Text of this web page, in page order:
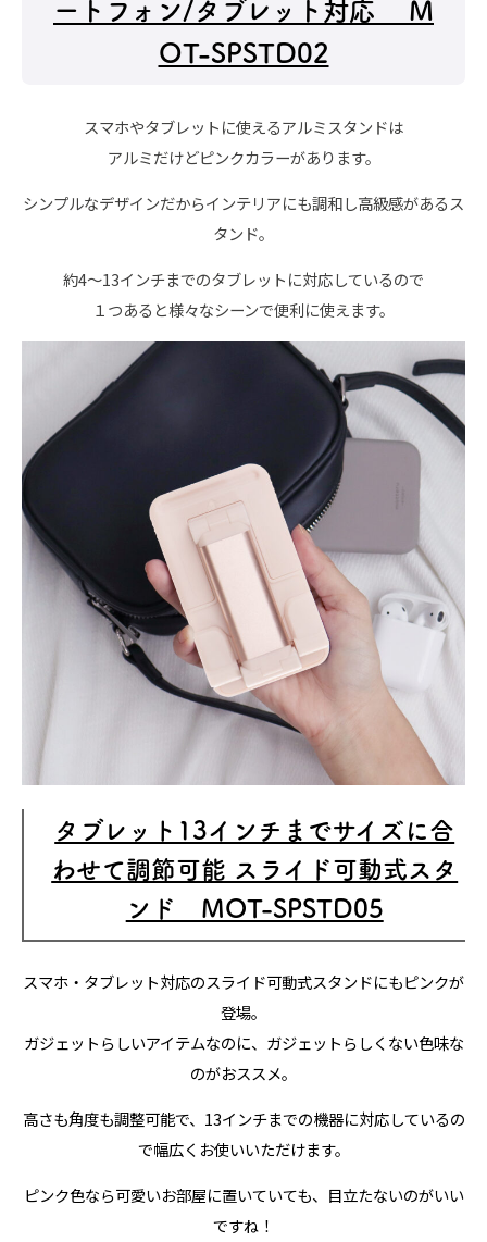
ートフォン/タブレット対応 M
OT-SPSTD02
スマホやタブレットに使えるアルミスタンドは
アルミだけどピンクカラーがあります。
シンプルなデザインだからインテリアにも調和し高級感があるス
タンド。
約4～13インチまでのタブレットに対応しているので
１つあると様々なシーンで便利に使えます。
タブレット13インチまでサイズに合
わせて調節可能 スライド可動式スタ
ンド MOT-SPSTD05
スマホ・タブレット対応のスライド可動式スタンドにもピンクが
登場。
ガジェットらしいアイテムなのに、ガジェットらしくない色味な
のがおススメ。
高さも角度も調整可能で、13インチまでの機器に対応しているの
で幅広くお使いいただけます。
ピンク色なら可愛いお部屋に置いていても、目立たないのがいい
ですね！